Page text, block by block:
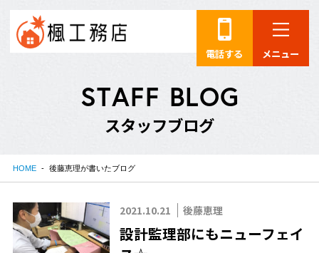
電話する メニュー
STAFF BLOG
スタッフブログ
HOME 後藤恵理が書いたブログ
2021.10.21 後藤恵理
設計監理部にもニューフェイ